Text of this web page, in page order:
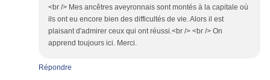
<br /> Mes ancêtres aveyronnais sont montés à la capitale où
ils ont eu encore bien des difficultés de vie. Alors il est
plaisant d'admirer ceux qui ont réussi.<br /> <br /> On
apprend toujours ici. Merci.
Répondre